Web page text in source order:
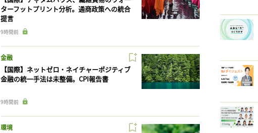
ターフットプリント分析。通商政策への統合
提言
9時間前
金融
【国際】ネットゼロ・ネイチャーポジティブ
金融の統一手法は未整備。CPI報告書
9時間前
環境